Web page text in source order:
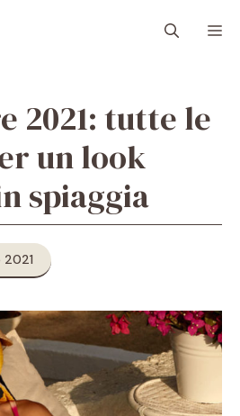
2021: tutte le
un look
spiaggia